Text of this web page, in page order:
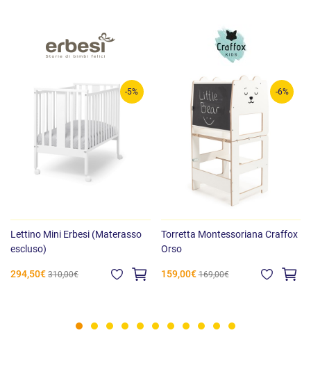
-5%
Lettino Mini Erbesi (Materasso
escluso)
294,50€ 310,00€
-6%
Torretta Montessoriana Craffox
Orso
159,00€ 169,00€